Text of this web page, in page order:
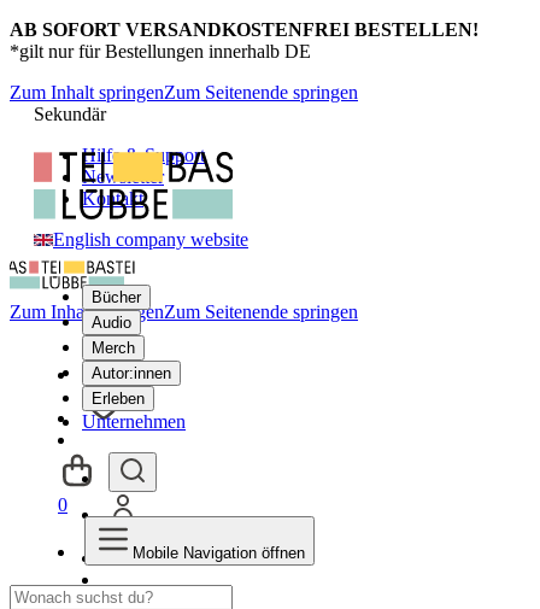
AB SOFORT VERSANDKOSTENFREI BESTELLEN!
*gilt nur für Bestellungen innerhalb DE
Zum Inhalt springenZum Seitenende springen
Sekundär
Hilfe & Support
Newsletter
Kontakt
English company website
Bücher
Audio
Merch
Autor:innen
Erleben
Unternehmen
Zum Inhalt springenZum Seitenende springen
0
Mobile Navigation öffnen